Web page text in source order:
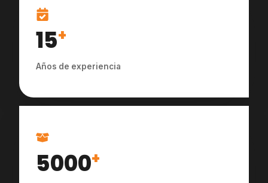
15+
Años de experiencia
5000+